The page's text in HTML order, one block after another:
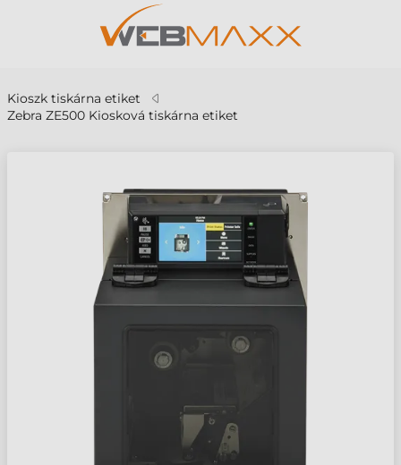
Kioszk tiskárna etiket
Zebra ZE500 Kiosková tiskárna etiket